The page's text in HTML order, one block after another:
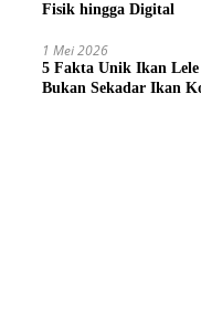
Fisik hingga Digital
1 Mei 2026
5 Fakta Unik Ikan
Bukan Sekadar Ikan